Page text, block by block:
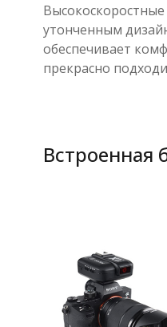
утонченным
обеспечивает
прекрасно
Встроенная